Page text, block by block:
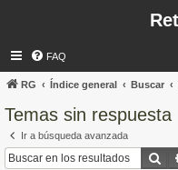
FAQ
RG Índice general Buscar
Temas sin respuesta
Ir a búsqueda avanzada